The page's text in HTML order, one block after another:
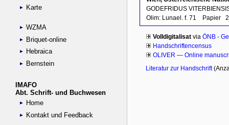
Karte
WZMA
Briquet-online
Hebraica
Bernstein
IMAFO
Abt. Schrift- und Buchwesen
Home
Kontakt und Feedback